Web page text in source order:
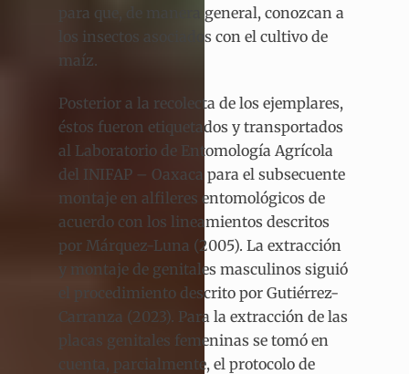
para que, de manera general, conozcan a
los insectos asociados con el cultivo de
maíz.
Posterior a la recolecta de los ejemplares,
éstos fueron etiquetados y transportados
al Laboratorio de Entomología Agrícola
del INIFAP – Oaxaca para el subsecuente
montaje en alfileres entomológicos de
acuerdo con los lineamientos descritos
por Márquez-Luna (2005). La extracción
y montaje de genitales masculinos siguió
el procedimiento descrito por Gutiérrez-
Carranza (2023). Para la extracción de las
placas genitales femeninas se tomó en
cuenta, parcialmente, el protocolo de